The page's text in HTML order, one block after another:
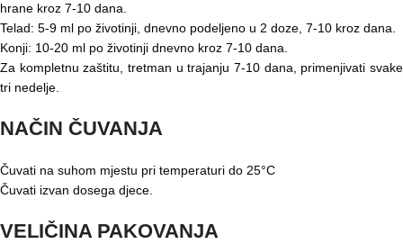
hrane kroz 7-10 dana.
Telad: 5-9 ml po životinji, dnevno podeljeno u 2 doze, 7-10 kroz dana.
Konji: 10-20 ml po životinji dnevno kroz 7-10 dana.
Za kompletnu zaštitu, tretman u trajanju 7-10 dana, primenjivati svake
tri nedelje.
NAČIN ČUVANJA
Čuvati na suhom mjestu pri temperaturi do 25°C
Čuvati izvan dosega djece.
VELIČINA PAKOVANJA